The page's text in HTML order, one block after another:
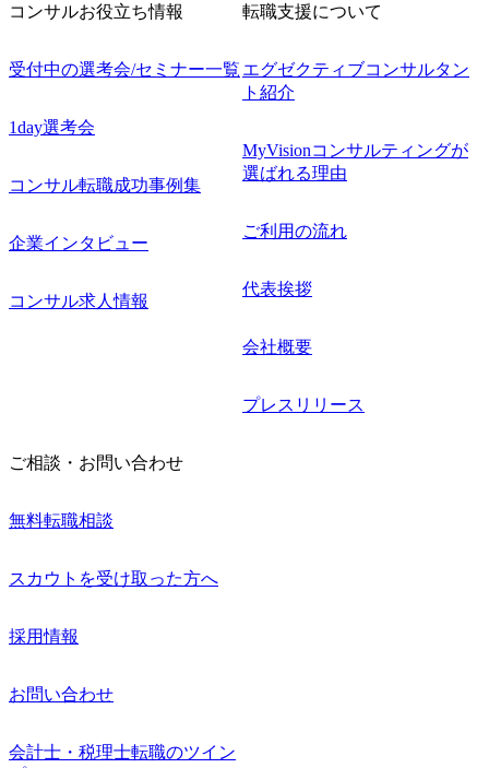
コンサルお役立ち情報
受付中の選考会/セミナー一覧
1day選考会
コンサル転職成功事例集
企業インタビュー
コンサル求人情報
転職支援について
エグゼクティブコンサルタン
ト紹介
MyVisionコンサルティングが
選ばれる理由
ご利用の流れ
代表挨拶
会社概要
プレスリリース
ご相談・お問い合わせ
無料転職相談
スカウトを受け取った方へ
採用情報
お問い合わせ
会計士・税理士転職のツイン